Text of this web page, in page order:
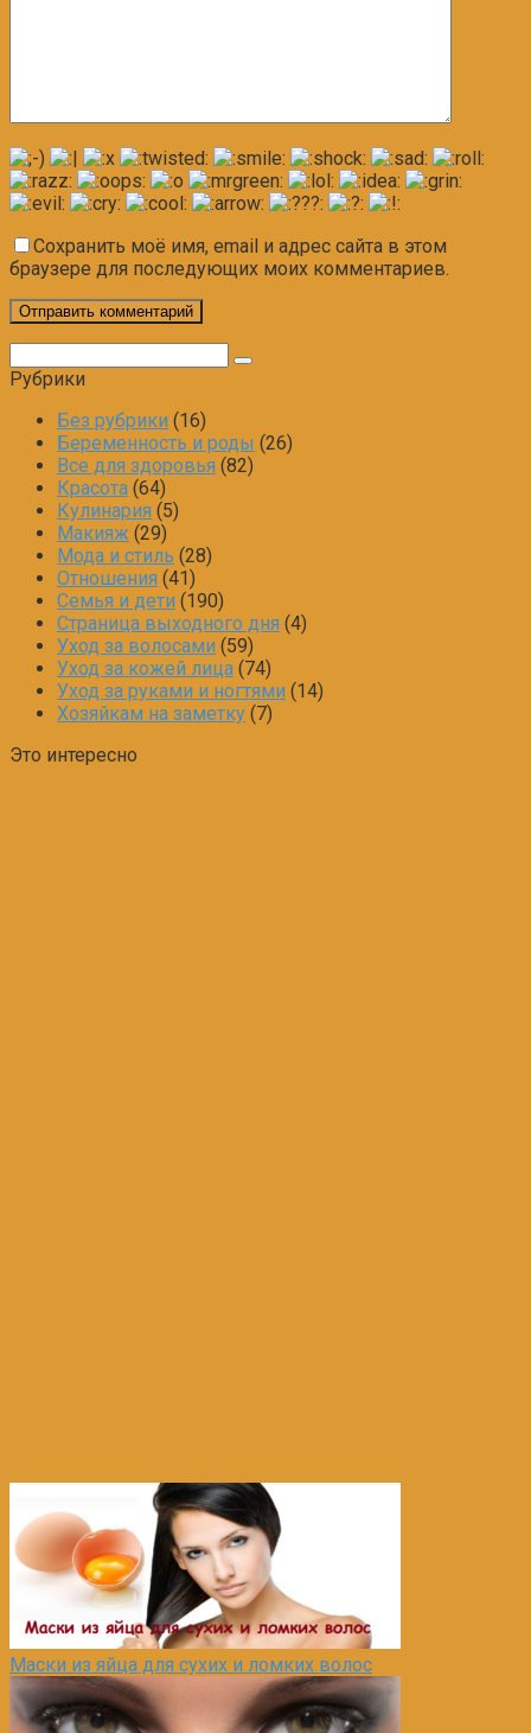
Сохранить моё имя, email и адрес сайта в этом
браузере для последующих моих комментариев.
Рубрики
Без рубрики (16)
Беременность и роды (26)
Все для здоровья (82)
Красота (64)
Кулинария (5)
Макияж (29)
Мода и стиль (28)
Отношения (41)
Семья и дети (190)
Страница выходного дня (4)
Уход за волосами (59)
Уход за кожей лица (74)
Уход за руками и ногтями (14)
Хозяйкам на заметку (7)
Это интересно
Маски из яйца для сухих и ломких волос